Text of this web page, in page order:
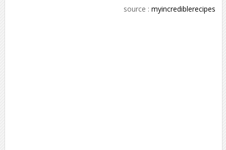
source :myincrediblerecipes